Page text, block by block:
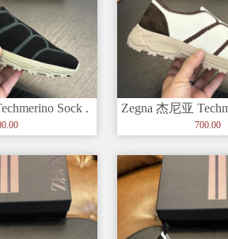
Sock .
Zegna 杰尼亚
700.00